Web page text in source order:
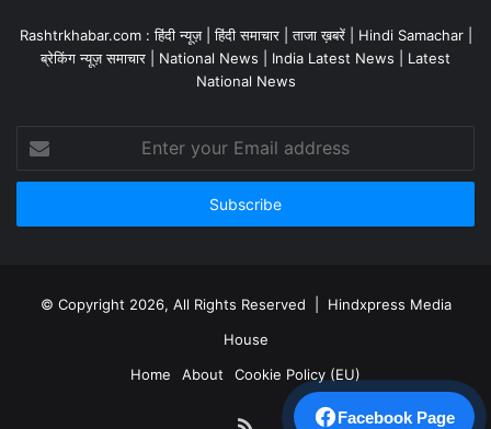
Rashtrkhabar.com : हिंदी न्यूज़ | हिंदी समाचार | ताजा ख़बरें | Hindi Samachar |
ब्रेकिंग न्यूज़ समाचार | National News | India Latest News | Latest
National News
Enter
your
Email
© Copyright 2026, All Rights Reserved | Hindxpress Media
House
Home
About Cookie Policy (EU)
Facebook Page